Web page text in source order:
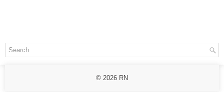
© 2026 RN